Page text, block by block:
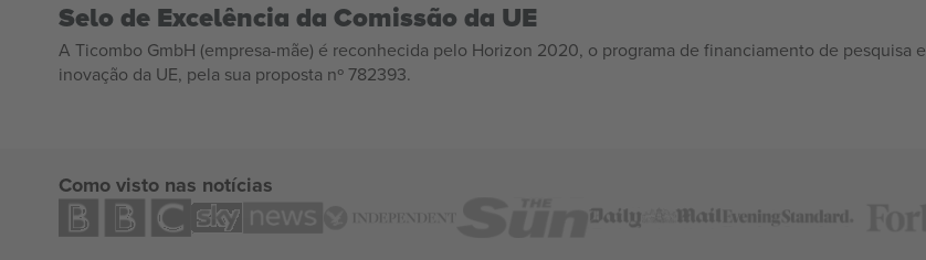
Selo de Excelência da Comissão da UE
A Ticombo GmbH (empresa-mãe) é reconhecida pelo Horizon 2020, o programa de financiamento de pesquisa e
inovação da UE, pela sua proposta nº 782393.
Como visto nas notícias